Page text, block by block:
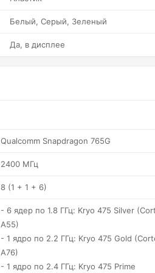
Белый, Серый, Зеленый
Да, в дисплее
Qualcomm Snapdragon 765G
2400 МГц
8 (1 + 1 + 6)
- 6 ядер по 1.8 ГГц: Kryo 475 Silver
A55)
- 1 ядро по 2.2 ГГц: Kryo 475 Gold
A76)
- 1 ядро по 2.4 ГГц: Kryo 475 Prime